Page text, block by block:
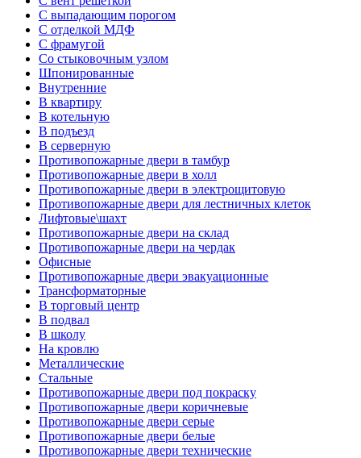
С выпадающим порогом
С отделкой МДФ
С фрамугой
Со стыковочным узлом
Шпонированные
Внутренние
В квартиру
В котельную
В подъезд
В серверную
Противопожарные двери в тамбур
Противопожарные двери в холл
Противопожарные двери в электрощитовую
Противопожарные двери для лестничных клеток
Лифтовые\шахт
Противопожарные двери на склад
Противопожарные двери на чердак
Офисные
Противопожарные двери эвакуационные
Трансформаторные
В торговый центр
В подвал
В школу
На кровлю
Металлические
Стальные
Противопожарные двери под покраску
Противопожарные двери коричневые
Противопожарные двери серые
Противопожарные двери белые
Противопожарные двери технические